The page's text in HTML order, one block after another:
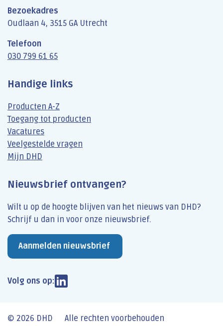
Bezoekadres
Oudlaan 4, 3515 GA Utrecht
Telefoon
030 799 61 65
Handige links
Producten A-Z
Toegang tot producten
Vacatures
Veelgestelde vragen
Mijn DHD
Nieuwsbrief ontvangen?
Wilt u op de hoogte blijven van het nieuws van DHD?
Schrijf u dan​ in voor onze nieuwsbrief.
Aanmelden nieuwsbrief
Volg ons op:
© 2026 DHD Alle rechten voorbehouden